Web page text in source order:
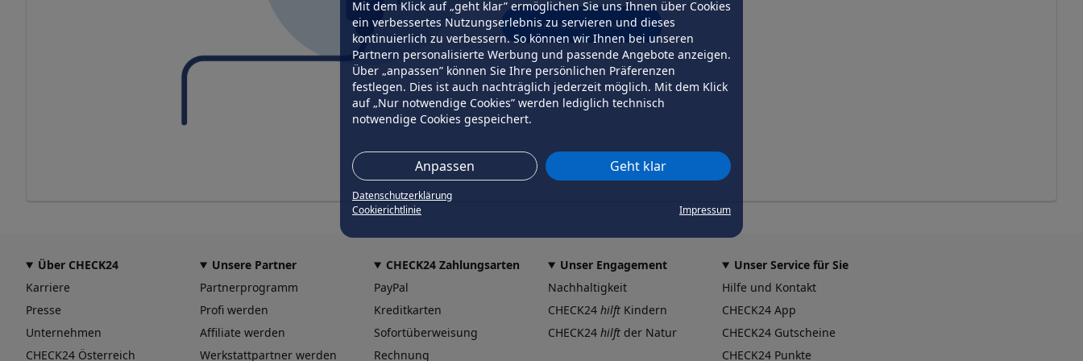
Mit dem Klick auf „geht klar” ermöglichen Sie uns Ihnen über Cookies
ein verbessertes Nutzungserlebnis zu servieren und dieses
kontinuierlich zu verbessern. So können wir Ihnen bei unseren
Partnern personalisierte Werbung und passende Angebote anzeigen.
Über „anpassen” können Sie Ihre persönlichen Präferenzen
festlegen. Dies ist auch nachträglich jederzeit möglich. Mit dem Klick
auf „Nur notwendige Cookies” werden lediglich technisch
notwendige Cookies gespeichert.
Anpassen Geht klar
Datenschutzerklärung
Cookierichtlinie
Impressum
erneut versuchen
Über CHECK24
Karriere
Presse
Unternehmen
CHECK24 Österreich
Unsere Partner
Partnerprogramm
Profi werden
Affiliate werden
Werkstattpartner werden
CHECK24 Zahlungsarten
PayPal
Kreditkarten
Sofortüberweisung
Rechnung
Unser Engagement
Nachhaltigkeit
CHECK24 hilft Kindern
CHECK24 hilft der Natur
Unser Service für Sie
Hilfe und Kontakt
CHECK24 App
CHECK24 Gutscheine
CHECK24 Punkte